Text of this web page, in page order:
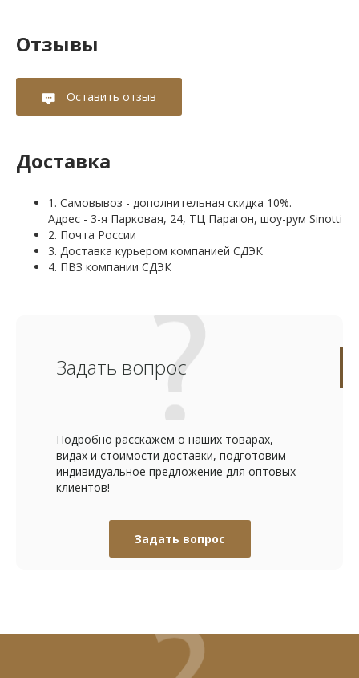
Отзывы
Оставить отзыв
Доставка
1. Самовывоз - дополнительная скидка 10%.
Адрес - 3-я Парковая, 24, ТЦ Парагон, шоу-рум Sinotti
2. Почта России
3. Доставка курьером компанией СДЭК
4. ПВЗ компании СДЭК
Задать вопрос
Подробно расскажем о наших товарах,
видах и стоимости доставки, подготовим
индивидуальное предложение для оптовых
клиентов!
Задать вопрос